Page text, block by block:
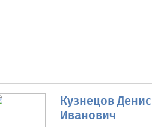
Кузнецов Денис
Иванович